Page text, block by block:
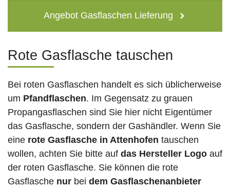
Angebot Gasflaschen Lieferung
Rote Gasflasche tauschen
Bei roten Gasflaschen handelt es sich üblicherweise
um Pfandflaschen. Im Gegensatz zu grauen
Propangasflaschen sind Sie hier nicht Eigentümer
das Gasflasche, sondern der Gashändler. Wenn Sie
eine rote Gasflasche in Attenhofen tauschen
wollen, achten Sie bitte auf das Hersteller Logo auf
der roten Gasflasche. Sie können die rote
Gasflasche nur bei dem Gasflaschenanbieter